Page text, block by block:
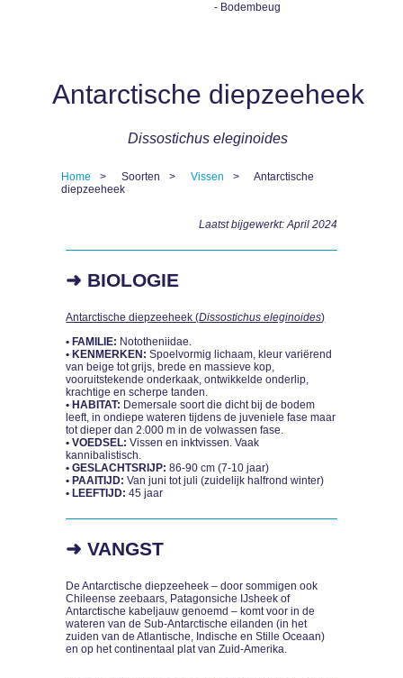
- Bodembeug
Antarctische diepzeeheek
Dissostichus eleginoides
Kruimelpad
Home Soorten Vissen
Antarctische
diepzeeheek
Laatst bijgewerkt: April 2024
➜ BIOLOGIE
Antarctische diepzeeheek (Dissostichus eleginoides)
• FAMILIE: Nototheniidae.
• KENMERKEN: Spoelvormig lichaam, kleur variërend
van beige tot grijs, brede en massieve kop,
vooruitstekende onderkaak, ontwikkelde onderlip,
krachtige en scherpe tanden.
• HABITAT: Demersale soort die dicht bij de bodem
leeft, in ondiepe wateren tijdens de juveniele fase maar
tot dieper dan 2.000 m in de volwassen fase.
• VOEDSEL: Vissen en inktvissen. Vaak
kannibalistisch.
• GESLACHTSRIJP: 86-90 cm (7-10 jaar)
• PAAITIJD: Van juni tot juli (zuidelijk halfrond winter)
• LEEFTIJD: 45 jaar
➜ VANGST
De Antarctische diepzeeheek – door sommigen ook
Chileense zeebaars, Patagonsiche IJsheek of
Antarctische kabeljauw genoemd – komt voor in de
wateren van de Sub-Antarctische eilanden (in het
zuiden van de Atlantische, Indische en Stille Oceaan)
en op het continentaal plat van Zuid-Amerika.